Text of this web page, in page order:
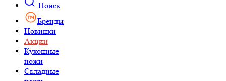
Поиск
Бренды
Новинки
Акции
Кухонные
ножи
Складные